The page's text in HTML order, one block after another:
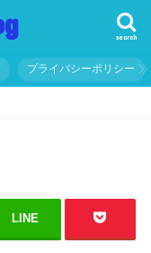
search
プライバシーポリシー
LINE